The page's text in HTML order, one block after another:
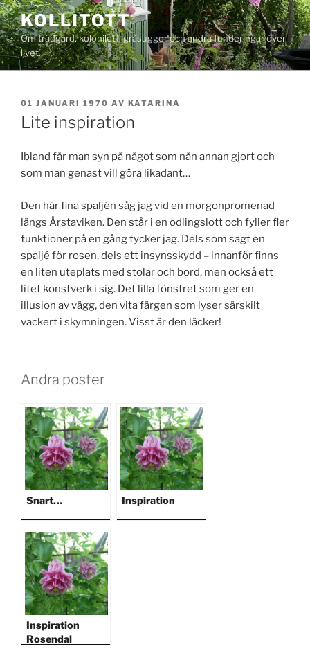
Hoppa
till
innehåll
KOLLITOTT
Om trädgård, kolonilott, gråsuggor och andra funderingar över
livet.
PUBLICERAT
01 JANUARI 1970 AV KATARINA
Lite inspiration
Ibland får man syn på något som nån annan gjort och
som man genast vill göra likadant…
Den här fina spaljén såg jag vid en morgonpromenad
längs Årstaviken. Den står i en odlingslott och fyller fler
funktioner på en gång tycker jag. Dels som sagt en
spaljé för rosen, dels ett insynsskydd – innanför finns
en liten uteplats med stolar och bord, men också ett
litet konstverk i sig. Det lilla fönstret som ger en
illusion av vägg, den vita färgen som lyser särskilt
vackert i skymningen. Visst är den läcker!
Andra poster
Snart… Inspiration
Inspiration
Rosendal